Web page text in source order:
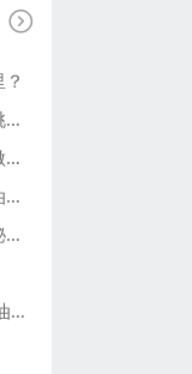

核桃油供应商讲解榨油工艺，核桃油厂家
什么样的核桃油才是好油！用心做好油，核桃油厂家打造高品质核桃油
‍紫苏籽油可以直接喝吗？紫苏籽油厂家
客户为什么喜欢冷榨核桃油？揭秘核桃油冷榨和热榨工艺的区别 河南晶森油脂冷榨核桃油厂家
什么是甘油二酯亚麻籽油 亚麻籽油厂家